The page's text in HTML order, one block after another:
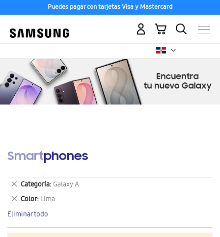
Puedes pagar con tarjetas Visa y Mastercard
Mi carrito
Smartphones
Categoría Galaxy A
Eliminar
este
artículo
Color Lima
Eliminar
este
artículo
Eliminar todo